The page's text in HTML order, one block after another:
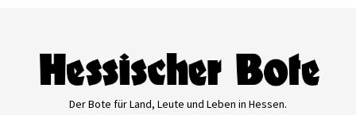
Der Bote für Land, Leute und Leben in Hessen.